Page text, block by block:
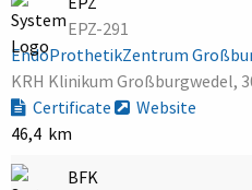
EPZ-291
EndoProthetikZentrum
KRH Klinikum Großburgwedel,
Certificate
Website
46,4 km
BFK